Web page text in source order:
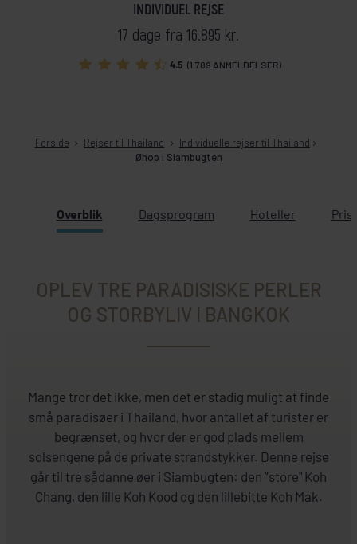
INDIVIDUEL REJSE
17 dage fra 16.895 kr.
4.5 (1.789 ANMELDELSER)
Forside Rejser til Thailand
Individuelle rejser til Thailand
Øhop i Siambugten
Overblik Dagsprogram Hoteller
OPLEV TRE PARADISISKE PERLER
OG STORBYLIV I BANGKOK
Mange tror det ikke, men det er stadig muligt at finde
små paradisøer i Thailand, hvor antallet af turister er
begrænset, og hvor der er god plads mellem
solsengene på de private strandstykker. Denne rejse
går til tre sådanne øer i Siambugten: den ”store" Koh
Chang, den lille Koh Kood og den lillebitte Koh Mak.